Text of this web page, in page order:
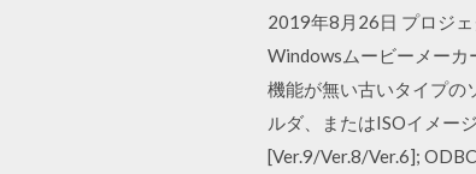
2019年8月26日 プロジ
Windowsムービーメーカ
機能が無い古いタイプの
ルダ、またはISOイメー
[Ver.9/Ver.8/Ver.6];